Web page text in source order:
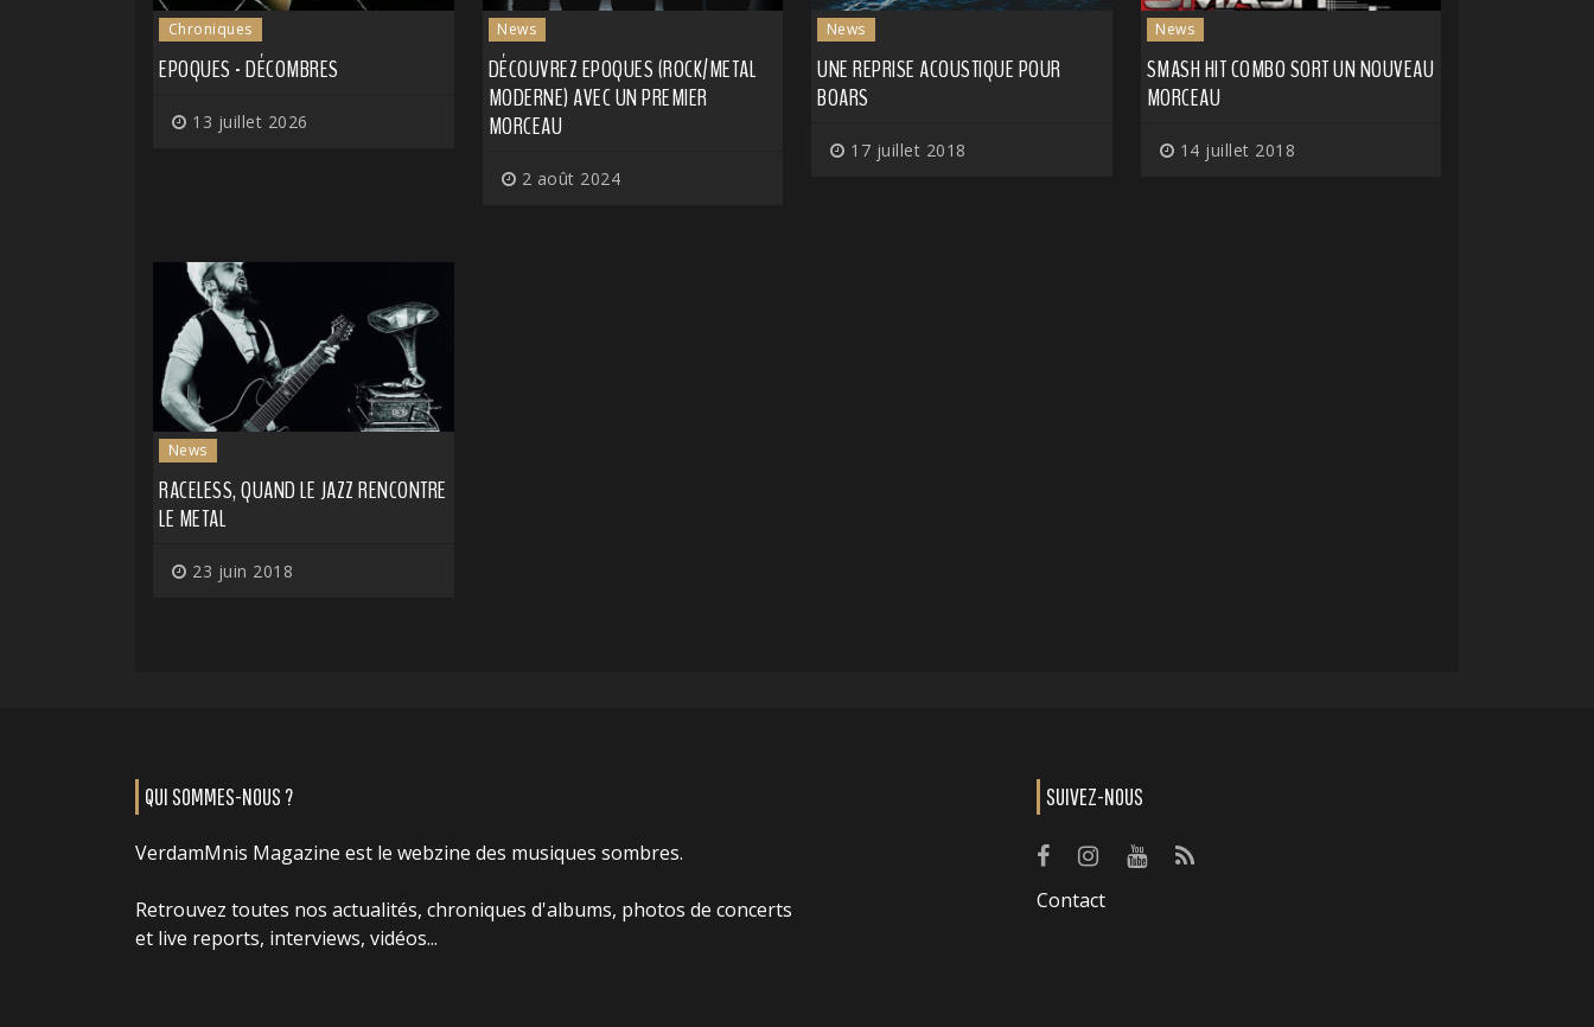
Chroniques
EPOQUES - DÉCOMBRES
13 juillet 2026
News
DÉCOUVREZ EPOQUES (ROCK/METAL
MODERNE) AVEC UN PREMIER
MORCEAU
2 août 2024
News
UNE REPRISE ACOUSTIQUE POUR
BOARS
17 juillet 2018
News
SMASH HIT COMBO SORT UN NOUVEAU
MORCEAU
14 juillet 2018
News
RACELESS, QUAND LE JAZZ RENCONTRE
LE METAL
23 juin 2018
QUI SOMMES-NOUS ?
VerdamMnis Magazine est le webzine des musiques sombres.
Retrouvez toutes nos actualités, chroniques d'albums, photos de concerts
et live reports, interviews, vidéos...
SUIVEZ-NOUS
Contact